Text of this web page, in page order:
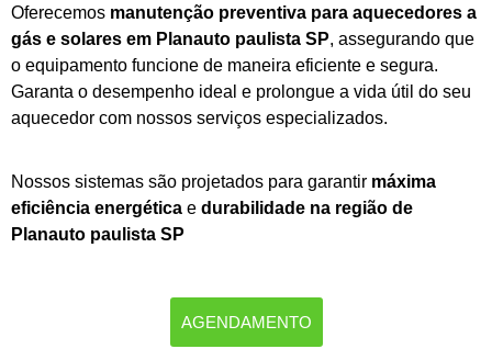
Oferecemos manutenção preventiva para aquecedores a
gás e solares em Planauto paulista SP, assegurando que
o equipamento funcione de maneira eficiente e segura.
Garanta o desempenho ideal e prolongue a vida útil do seu
aquecedor com nossos serviços especializados.
Nossos sistemas são projetados para garantir máxima
eficiência energética e durabilidade na região de
Planauto paulista SP
AGENDAMENTO